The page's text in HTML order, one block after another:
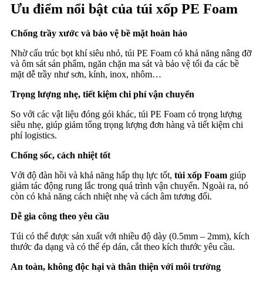
Ưu điểm nổi bật của túi xốp PE Foam
Chống trầy xước và bảo vệ bề mặt hoàn hảo
Nhờ cấu trúc bọt khí siêu nhỏ, túi PE Foam có khả năng nâng đỡ
và ôm sát sản phẩm, ngăn chặn ma sát và bảo vệ tối đa các bề
mặt dễ trầy như sơn, kính, inox, nhôm…
Trọng lượng nhẹ, tiết kiệm chi phí vận chuyển
So với các vật liệu đóng gói khác, túi PE Foam có trọng lượng
siêu nhẹ, giúp giảm tổng trọng lượng đơn hàng và tiết kiệm chi
phí logistics.
Chống sốc, cách nhiệt tốt
Với độ đàn hồi và khả năng hấp thụ lực tốt, túi xốp Foam giúp
giảm tác động rung lắc trong quá trình vận chuyển. Ngoài ra, nó
còn có khả năng cách nhiệt nhẹ và cách âm tương đối.
Dễ gia công theo yêu cầu
Túi có thể được sản xuất với nhiều độ dày (0.5mm – 2mm), kích
thước đa dạng và có thể ép dán, cắt theo kích thước yêu cầu.
An toàn, không độc hại và thân thiện với môi trường